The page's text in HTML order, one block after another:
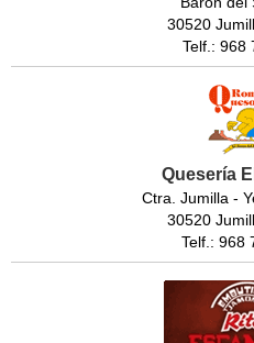
30520
Telf.: 968
Quesería
Ctra. Jumilla -
30520
Telf.: 968